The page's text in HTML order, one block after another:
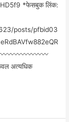
*फेसबुक लिंक:
posts/pfbid03
〰️〰️〰️〰️〰️〰️
अत्यधिक